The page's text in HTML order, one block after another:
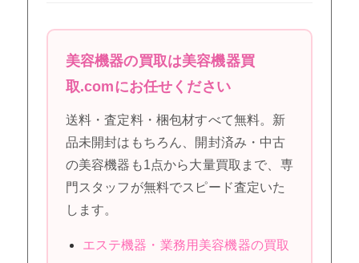
美容機器の買取は美容機器買
取.comにお任せください
送料・査定料・梱包材すべて無料。新
品未開封はもちろん、開封済み・中古
の美容機器も1点から大量買取まで、専
門スタッフが無料でスピード査定いた
します。
エステ機器・業務用美容機器の買取